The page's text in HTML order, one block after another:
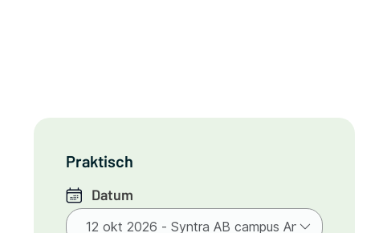
Praktisch
Datum